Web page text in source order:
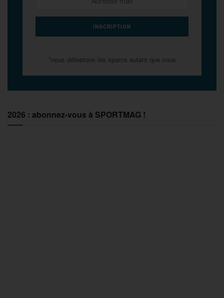
*nous détestons les spams autant que vous
2026 : abonnez-vous à SPORTMAG !